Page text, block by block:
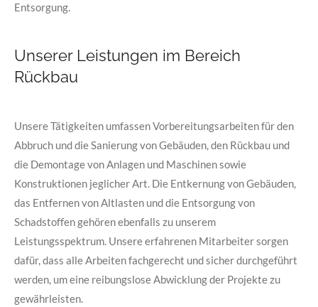
Entsorgung.
Unserer Leistungen im Bereich
Rückbau
Unsere Tätigkeiten umfassen Vorbereitungsarbeiten für den
Abbruch und die Sanierung von Gebäuden, den Rückbau und
die Demontage von Anlagen und Maschinen sowie
Konstruktionen jeglicher Art. Die Entkernung von Gebäuden,
das Entfernen von Altlasten und die Entsorgung von
Schadstoffen gehören ebenfalls zu unserem
Leistungsspektrum. Unsere erfahrenen Mitarbeiter sorgen
dafür, dass alle Arbeiten fachgerecht und sicher durchgeführt
werden, um eine reibungslose Abwicklung der Projekte zu
gewährleisten.